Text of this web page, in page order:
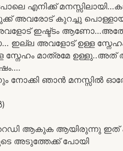
എനിക്ക്
അവരോട് കുറച്ചു
ഇഷ്ട്ടം
ഇല്ല അവളോട് ഉള്ള
മാത്രമേ ഉള്ളു..അത്
നോക്കി ഞാൻ മനസ്സിൽ
ആകുക ആയിരുന്നു ഇത്
അടുത്തേക്ക് പോയി